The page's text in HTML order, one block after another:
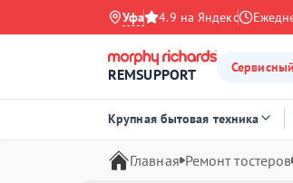
Уфа 4.9 на Яндекс
REMSUPPORT
Крупная бытовая техника
Главная Ремонт тостеров